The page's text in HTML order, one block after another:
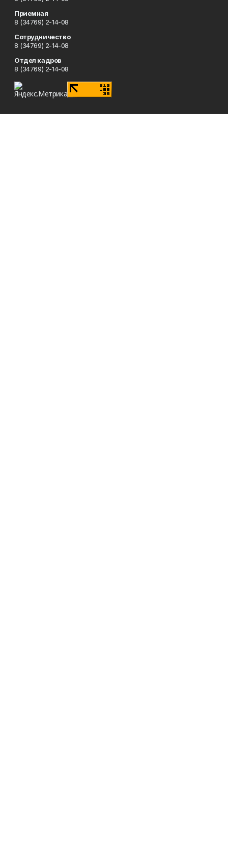
Приемная
8 (34769) 2-14-08
Сотрудничество
8 (34769) 2-14-08
Отдел кадров
8 (34769) 2-14-08